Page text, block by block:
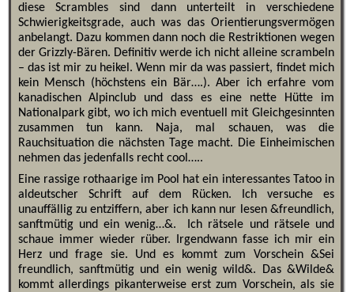
diese Scrambles sind dann unterteilt in verschiedene
Schwierigkeitsgrade, auch was das Orientierungsvermögen
anbelangt. Dazu kommen dann noch die Restriktionen wegen
der Grizzly-Bären. Definitiv werde ich nicht alleine scrambeln
– das ist mir zu heikel. Wenn mir da was passiert, findet mich
kein Mensch (höchstens ein Bär….). Aber ich erfahre vom
kanadischen Alpinclub und dass es eine nette Hütte im
Nationalpark gibt, wo ich mich eventuell mit Gleichgesinnten
zusammen tun kann. Naja, mal schauen, was die
Rauchsituation die nächsten Tage macht. Die Einheimischen
nehmen das jedenfalls recht cool…..
Eine rassige rothaarige im Pool hat ein interessantes Tatoo in
aldeutscher Schrift auf dem Rücken. Ich versuche es
unauffällig zu entziffern, aber ich kann nur lesen &freundlich,
sanftmütig und ein wenig…&. Ich rätsele und rätsele und
schaue immer wieder rüber. Irgendwann fasse ich mir ein
Herz und frage sie. Und es kommt zum Vorschein &Sei
freundlich, sanftmütig und ein wenig wild&. Das &Wilde&
kommt allerdings pikanterweise erst zum Vorschein, als sie